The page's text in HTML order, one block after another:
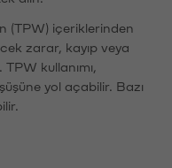
(TPW) içeriklerinden
zarar, kayıp veya
kullanımı,
yol açabilir. Bazı